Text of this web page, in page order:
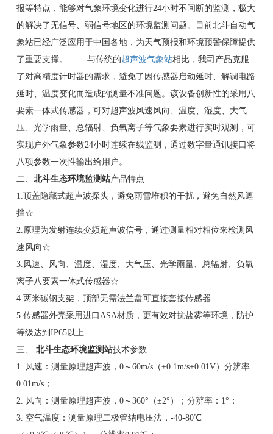
报等特点，能够对气象环境变化进行24小时不间断的监测，极大
的解决了无信号、弱信号地区的环境监测问题。目前北斗自动气
象站已经广泛应用于中国各地，为天气预报和环境预警保障提供
了重要支撑。 与传统的超声波气象站相比，我司产品克服
了对高精度计时器的需求，避免了因传感器启动延时、解调电路
延时、温度变化而造成的测量不准问题。该设备创新性的采用八
要素一体式传感器，可对超声波风速风向、温度、湿度、大气
压、光学雨量、总辐射、负氧离子等气象要素进行实时观测，可
实现户外气象参数24小时连续在线监测，通过数字量通讯接口将
八项参数一次性输出给用户。
二、 北斗生态环境监测站产品特点
1.顶盖隐藏式超声波探头，避免雨雪堆积的干扰，避免自然风遮
挡☆
2.原理为发射连续变频超声波信号，通过测量相对相位来检测风
速风向☆
3.风速、风向、温度、湿度、大气压、光学雨量、总辐射、负氧
离子八要素一体式传感器☆
4.两米碳钢支架，顶部无需法兰盘可直接套接传感器
5.传感器外壳采用进口ASA材质，更有效对抗盐雾等环境，防护
等级达到IP65以上
三、 北斗生态环境监测站技术参数
1. 风速：测量原理超声波，0～60m/s（±0.1m/s+0.01V）分辨率
0.01m/s；
2. 风向：测量原理超声波，0～360°（±2°）；分辨率：1°；
3. 空气温度：测量原理二极管结电压法，-40-80℃